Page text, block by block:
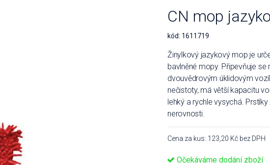
CN mop
kód: 1611719
Žinylkový jazykový mop je
bavlněné mopy. Připevňuje
dvouvědrovým úklidovým
nečistoty, má větší kapacitu
lehký a rychle vysychá.
nerovnosti.
Cena za kus: 123,20 Kč bez DPH
Očekáváme dodání zboží